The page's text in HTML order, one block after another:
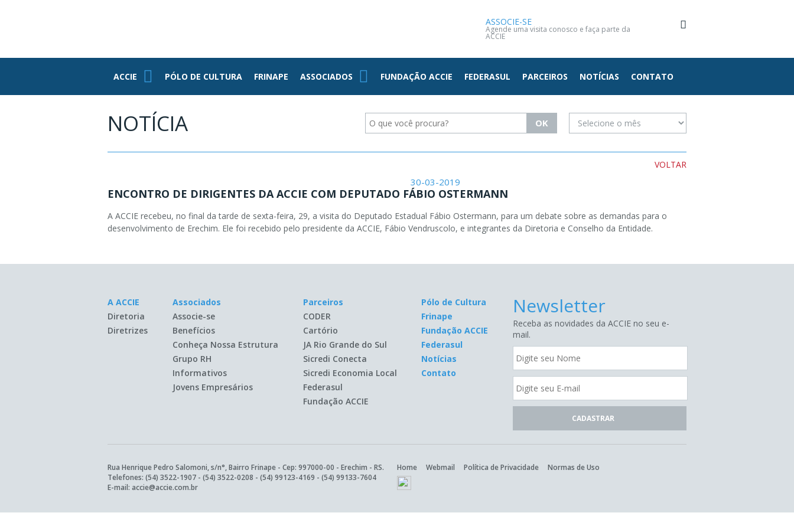
ACCIE
ASSOCIE-SE
Agende uma visita conosco e faça parte da
ACCIE
ACCIE PÓLO DE CULTURA FRINAPE ASSOCIADOS FUNDAÇÃO ACCIE FEDERASUL PARCEIROS NOTÍCIAS CONTATO
NOTÍCIA
VOLTAR
30-03-2019
ENCONTRO DE DIRIGENTES DA ACCIE COM DEPUTADO FÁBIO OSTERMANN
A ACCIE recebeu, no final da tarde de sexta-feira, 29, a visita do Deputado Estadual Fábio Ostermann, para um debate sobre as demandas para o
desenvolvimento de Erechim. Ele foi recebido pelo presidente da ACCIE, Fábio Vendruscolo, e integrantes da Diretoria e Conselho da Entidade.
A ACCIE
Diretoria
Diretrizes
Associados
Associe-se
Benefícios
Conheça Nossa Estrutura
Grupo RH
Informativos
Jovens Empresários
Parceiros
CODER
Cartório
JA Rio Grande do Sul
Sicredi Conecta
Sicredi Economia Local
Federasul
Fundação ACCIE
Pólo de Cultura
Frinape
Fundação ACCIE
Federasul
Notícias
Contato
Newsletter
Receba as novidades da ACCIE no seu e-
mail.
Rua Henrique Pedro Salomoni, s/n°, Bairro Frinape - Cep: 997000-00 - Erechim - RS.
Telefones: (54) 3522-1907 - (54) 3522-0208 - (54) 99123-4169 - (54) 99133-7604
E-mail: accie@accie.com.br
Home Webmail Política de Privacidade Normas de Uso